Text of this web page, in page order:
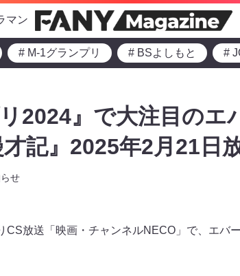
マン
# M-1グランプリ # BSよしもと #
2024』で大注目のエ
記』2025年2月21日
せ
CS放送「映画・チャンネルNECO」で、エバ